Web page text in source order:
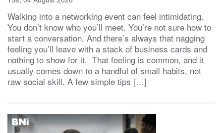
Walking into a networking event can feel intimidating.
You don’t know who you’ll meet. You’re not sure how to
start a conversation. And there’s always that nagging
feeling you’ll leave with a stack of business cards and
nothing to show for it. That feeling is common, and it
usually comes down to a handful of small habits, not
raw social skill. A few simple tips […]